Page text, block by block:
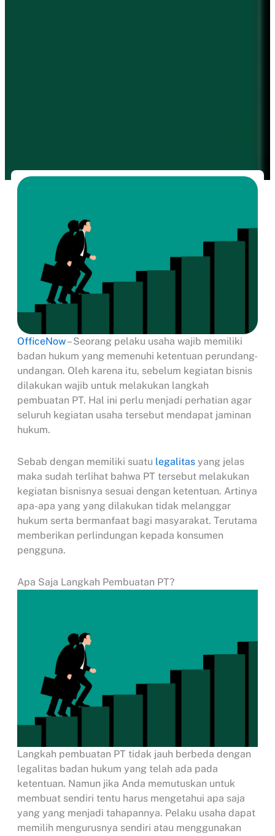
OfficeNow– Seorang pelaku usaha wajib memiliki
badan hukum yang memenuhi ketentuan perundang-
undangan. Oleh karena itu, sebelum kegiatan bisnis
dilakukan wajib untuk melakukan langkah
pembuatan PT. Hal ini perlu menjadi perhatian agar
seluruh kegiatan usaha tersebut mendapat jaminan
hukum.
Sebab dengan memiliki suatu legalitasyang jelas
maka sudah terlihat bahwa PT tersebut melakukan
kegiatan bisnisnya sesuai dengan ketentuan. Artinya
apa-apa yang yang dilakukan tidak melanggar
hukum serta bermanfaat bagi masyarakat. Terutama
memberikan perlindungan kepada konsumen
pengguna.
Apa Saja Langkah Pembuatan PT?
Langkah pembuatan PT tidak jauh berbeda dengan
legalitas badan hukum yang telah ada pada
ketentuan. Namun jika Anda memutuskan untuk
membuat sendiri tentu harus mengetahui apa saja
yang yang menjadi tahapannya. Pelaku usaha dapat
memilih mengurusnya sendiri atau menggunakan